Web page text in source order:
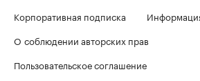
Корпоративная подписка
О соблюдении авторских прав
Пользовательское соглашение